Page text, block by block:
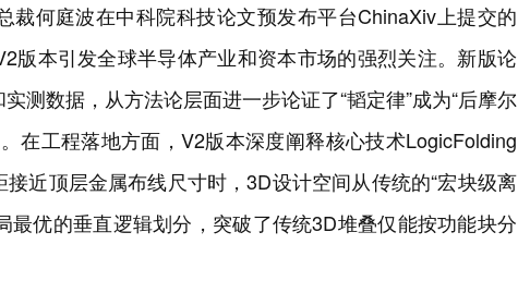
裁何庭波在中科院科技论文预发布平台ChinaXiv上提交的
版本引发全球半导体产业和资本市场的强烈关注。新版论
测数据，从方法论层面进一步论证了“韬定律”成为“后摩尔
在工程落地方面，V2版本深度阐释核心技术LogicFolding
近顶层金属布线尺寸时，3D设计空间从传统的“宏块级离
最优的垂直逻辑划分，突破了传统3D堆叠仅能按功能块分